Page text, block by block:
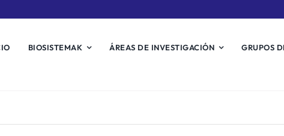
BIOSISTEMAK ÁREAS DE INVESTIGACIÓN GRUPOS